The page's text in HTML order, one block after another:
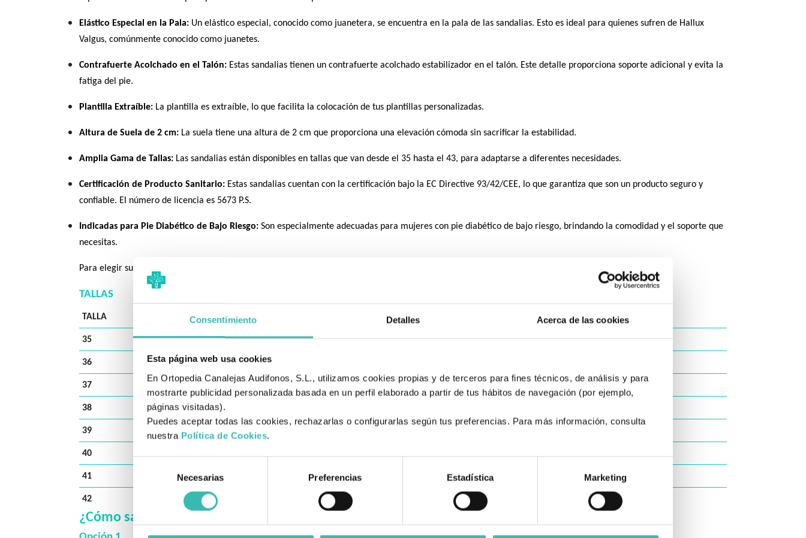
Consentimiento Detalles Acerca de las cookies
Esta página web usa cookies
En Ortopedia Canalejas Audifonos, S.L., utilizamos cookies propias y de terceros para fines técnicos, de análisis y para
mostrarte publicidad personalizada basada en un perfil elaborado a partir de tus hábitos de navegación (por ejemplo,
páginas visitadas).
Puedes aceptar todas las cookies, rechazarlas o configurarlas según tus preferencias. Para más información, consulta
nuestra Política de Cookies.
Selección
consentimiento
Necesarias Preferencias Estadística Marketing
Elástico Especial en la Pala: Un elástico especial, conocido como juanetera, se encuentra en la pala de las sandalias. Esto es ideal para quienes sufren de Hallux
Valgus, comúnmente conocido como juanetes.
Contrafuerte Acolchado en el Talón: Estas sandalias tienen un contrafuerte acolchado estabilizador en el talón. Este detalle proporciona soporte adicional y evita la
fatiga del pie.
Plantilla Extraíble: La plantilla es extraíble, lo que facilita la colocación de tus plantillas personalizadas.
Altura de Suela de 2 cm: La suela tiene una altura de 2 cm que proporciona una elevación cómoda sin sacrificar la estabilidad.
Amplia Gama de Tallas: Las sandalias están disponibles en tallas que van desde el 35 hasta el 43, para adaptarse a diferentes necesidades.
Certificación de Producto Sanitario: Estas sandalias cuentan con la certificación bajo la EC Directive 93/42/CEE, lo que garantiza que son un producto seguro y
confiable. El número de licencia es 5673 P.S.
Indicadas para Pie Diabético de Bajo Riesgo: Son especialmente adecuadas para mujeres con pie diabético de bajo riesgo, brindando la comodidad y el soporte que
necesitas.
Para elegir su talla es necesario medir la longitud del pie y perímetro metatarsal.
TALLAS
TALLA Longitud del pie CM Perímetro metatarsal CM
35 23.2 23.45
36 23.8
37 24.6 24.25
38
39 25.8
40
41 25.9
42 26.35
¿Cómo saber mi talla (largo) adecuada?